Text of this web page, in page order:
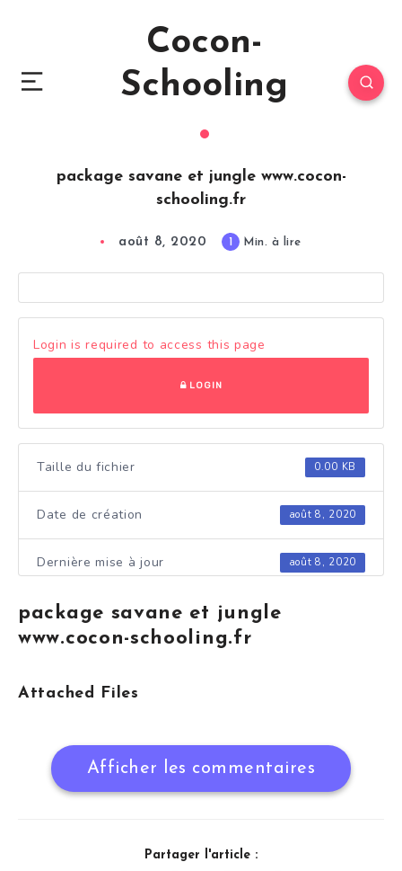
Cocon-
Schooling
package savane et jungle www.cocon-
schooling.fr
août 8, 2020 1 Min. à lire
Login is required to access this page
LOGIN
Taille du fichier 0.00 KB
Date de création août 8, 2020
Dernière mise à jour août 8, 2020
package savane et jungle
www.cocon-schooling.fr
Attached Files
Afficher les commentaires
Partager l'article :